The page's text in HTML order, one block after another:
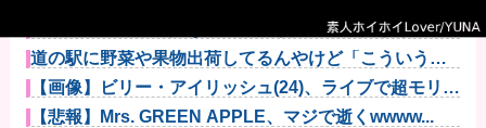
【動画】アメリカ人なら絶対目が覚める目覚まし時計
がこちらｗｗ...
道の駅に野菜や果物出荷してるんやけど「こういうの
欲しい」とか...
【画像】ビリー・アイリッシュ(24)、ライブで超モリマ
ンスジ...
【悲報】Mrs. GREEN APPLE、マジで逝くwwww...